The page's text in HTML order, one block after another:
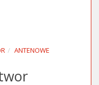
ANTENOWE